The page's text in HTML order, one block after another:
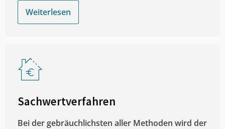
Weiterlesen
Sachwertverfahren
Bei der gebräuchlichsten aller Methoden wird der